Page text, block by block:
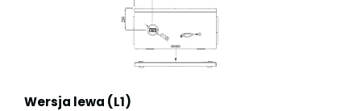
Wersja lewa (L1)